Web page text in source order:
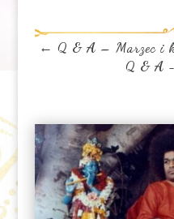
← Q & A – Marzec i
Q & A